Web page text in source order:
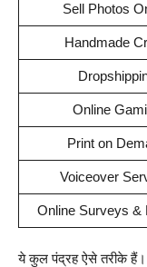
Sell Photos
Handmade
Online
Print on
Voiceover
Online Surveys &
ये कुल पंद्रह ऐसे तरीके